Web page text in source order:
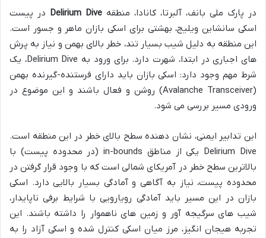
در پارک ملی بانف، آلبرتا، کانادا، منطقه Delirium Dive در پیست
اسکی سانشاین ویلیج، بهشتی برای اسکی بازان ماهر و جسور است.
این منطقه به دلیل شیب بسیار تند، خطر بالای بهمن و نیاز به پرش
های اجباری در ابتدا، شهرت دارد. برای ورود به Delirium Dive، یک
شرط مهم وجود دارد: اسکی بازان باید دارای فرستنده-گیرنده بهمن
(Avalanche Transceiver) روشن و فعال باشند و این موضوع در
ورودی مسیر بررسی می شود.
این تدابیر ایمنی، نشان دهنده سطح بالای خطر در این منطقه است.
Delirium Dive یکی از مناطق in-bounds (در محدوده پیست) با
بالاترین سطح خطر در آمریکای شمالی است که با وجود قرار گرفتن در
محدوده پیست، نیاز به آگاهی و آمادگی بسیار بالایی دارد. اسکی
بازان در این مسیر باید آمادگی رویارویی با شرایط برفی ناپایدار،
شیب های سرگیجه آور و زمین های ناهموار را داشته باشند. این
تجربه هیجان انگیز، مرز میان اسکی کنترل شده و اسکی آزاد را به